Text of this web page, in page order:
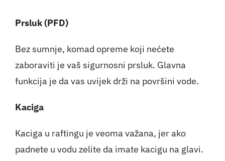
Prsluk (PFD)
Bez sumnje, komad opreme koji nećete
zaboraviti je vaš sigurnosni prsluk. Glavna
funkcija je da vas uvijek drži na površini vode.
Kaciga
Kaciga u raftingu je veoma važana, jer ako
padnete u vodu zelite da imate kacigu na glavi.